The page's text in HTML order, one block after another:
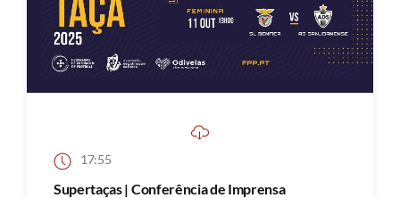
17:55
Supertaças | Conferência de Imprensa